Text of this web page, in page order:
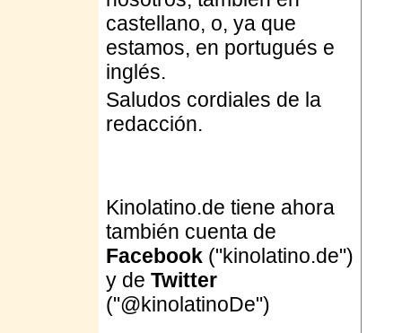
castellano, o, ya que
estamos, en portugués e
inglés.
Saludos cordiales de la
redacción.
Kinolatino.de tiene ahora
también cuenta de
Facebook ("kinolatino.de")
y de Twitter
("@kinolatinoDe")